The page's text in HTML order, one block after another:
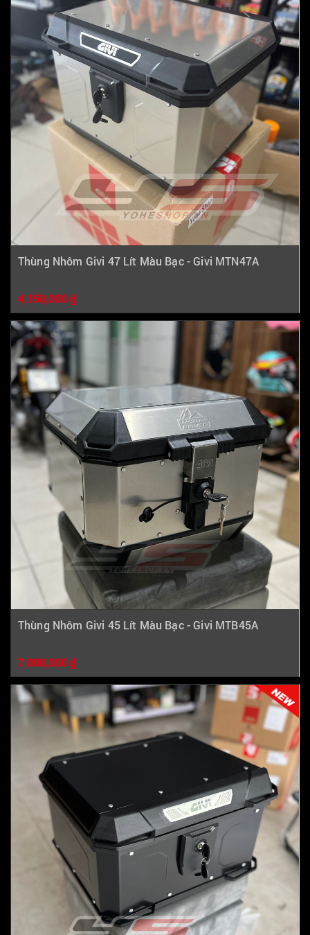
Thùng Nhôm Givi 47 Lít Màu Bạc - Givi MTN47A
4,150,000 ₫
Thùng Nhôm Givi 45 Lít Màu Bạc - Givi MTB45A
7,000,000 ₫